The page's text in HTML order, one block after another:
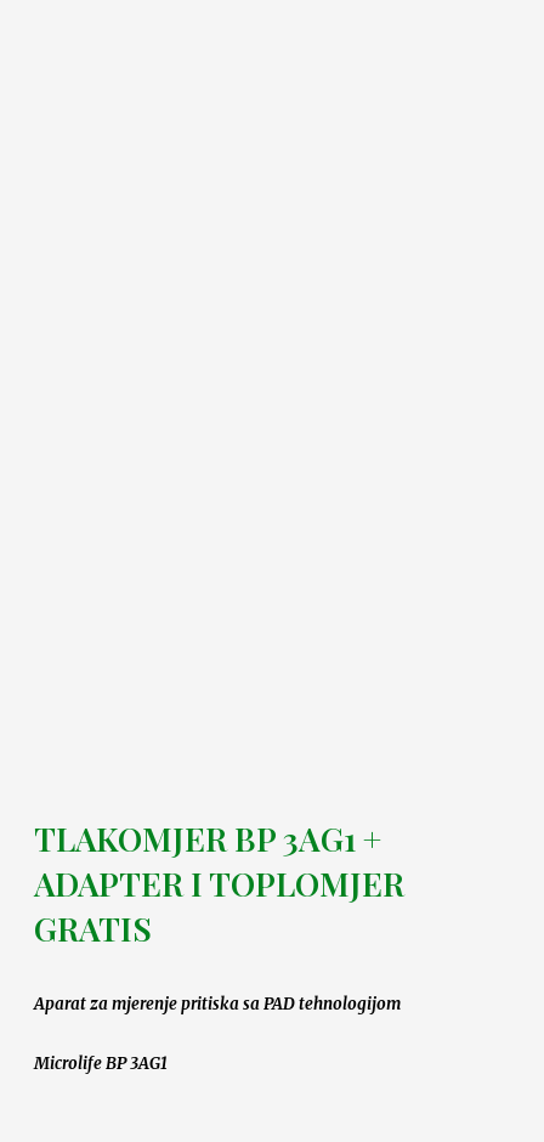
TLAKOMJER BP 3AG1 +
ADAPTER I TOPLOMJER
GRATIS
Aparat za mjerenje pritiska sa PAD tehnologijom
Microlife BP 3AG1